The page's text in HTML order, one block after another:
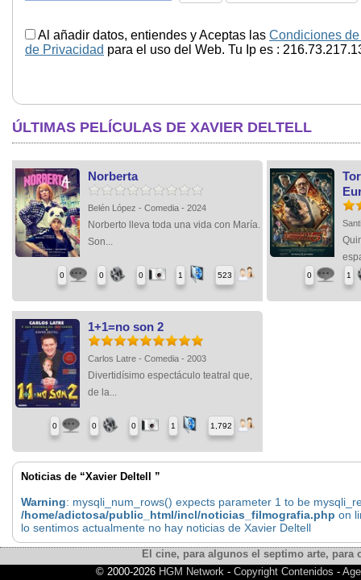
Al añadir datos, entiendes y Aceptas las Condiciones
de Privacidad para el uso del Web. Tu Ip es :
ÚLTIMAS PELÍCULAS DE XAVIER DELTELL
Norberta
Belén López - Comedia - 2024
Norberto lleva toda una vida con María.
Son...
0 0 0 1 523 0 1
1+1=no son 2
Carlos Latre - Comedia - 2003
Divertidísimo espectáculo teatral que,
de la...
0 0 0 1 1,792
Noticias de “Xavier Deltell ”
Warning: mysqli_num_rows() expects parameter 1 to be
/home/adictosa/public_html/incl/noticias_filmografia.php on
lo sentimos actualmente no hay noticias de Xavier Deltell
El cine, para algunos el septimo arte,
© 2000-2026 HGM Network- Copyright Contenidos -